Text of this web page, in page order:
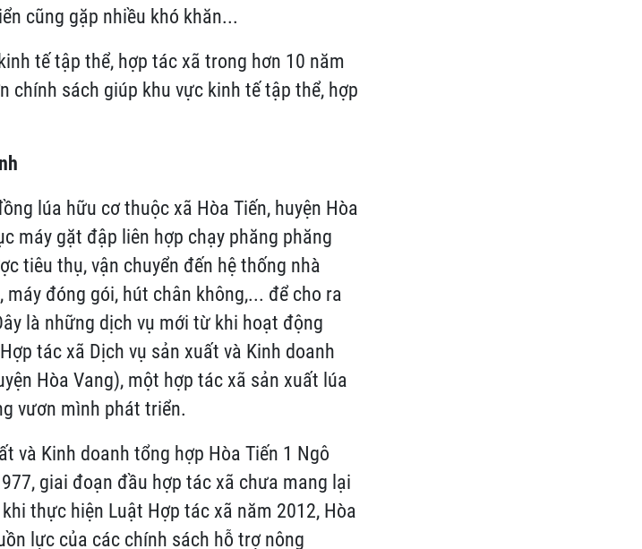
cũng gặp nhiều khó khăn...
tế tập thể, hợp tác xã trong hơn 10 năm
chính sách giúp khu vực kinh tế tập thể, hợp
lúa hữu cơ thuộc xã Hòa Tiến, huyện Hòa
máy gặt đập liên hợp chạy phăng phăng
tiêu thụ, vận chuyển đến hệ thống nhà
đóng gói, hút chân không,... để cho ra
là những dịch vụ mới từ khi hoạt động
tác xã Dịch vụ sản xuất và Kinh doanh
Hòa Vang), một hợp tác xã sản xuất lúa
vươn mình phát triển.
và Kinh doanh tổng hợp Hòa Tiến 1 Ngô
giai đoạn đầu hợp tác xã chưa mang lại
thực hiện Luật Hợp tác xã năm 2012, Hòa
lực của các chính sách hỗ trợ nông